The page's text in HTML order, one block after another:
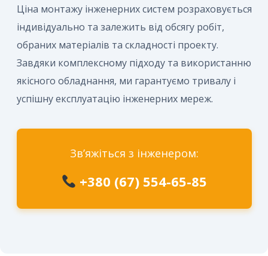
Ціна монтажу інженерних систем розраховується
індивідуально та залежить від обсягу робіт,
обраних матеріалів та складності проекту.
Завдяки комплексному підходу та використанню
якісного обладнання, ми гарантуємо тривалу і
успішну експлуатацію інженерних мереж.
Зв’яжіться з інженером:
+380 (67) 554-65-85